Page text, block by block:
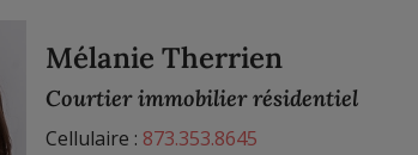
Mélanie Therrien
Courtier immobilier résidentiel
Cellulaire : 873.353.8645